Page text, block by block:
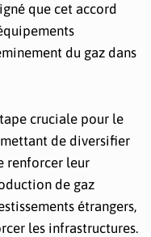
que cet accord
du gaz dans
cruciale pour le
de diversifier
renforcer leur
de gaz
étrangers,
les infrastructures.